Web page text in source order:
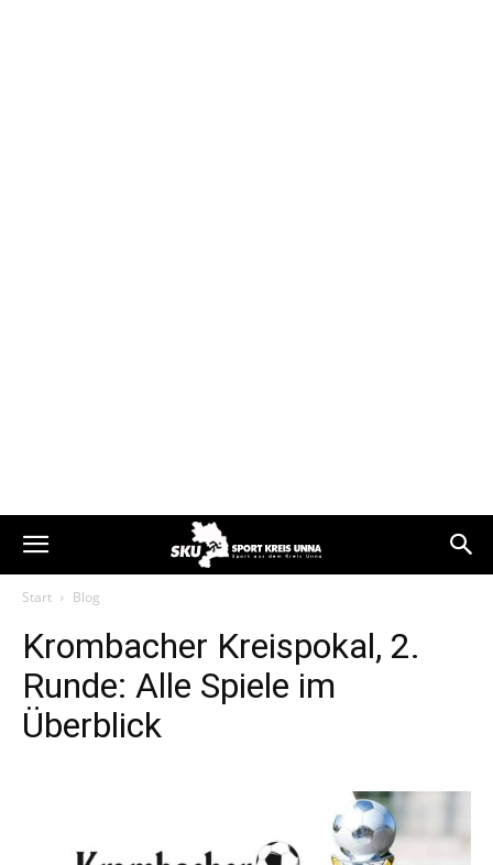
Start Blog
Krombacher Kreispokal, 2.
Runde: Alle Spiele im
Überblick